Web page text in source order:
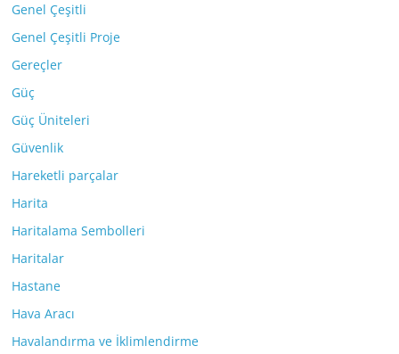
Genel Çeşitli
Genel Çeşitli Proje
Gereçler
Güç
Güç Üniteleri
Güvenlik
Hareketli parçalar
Harita
Haritalama Sembolleri
Haritalar
Hastane
Hava Aracı
Havalandırma ve İklimlendirme